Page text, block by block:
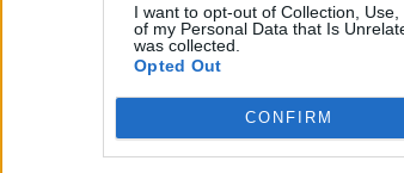
I want to opt-out of Collection,
of my Personal Data that Is
was collected.
Opted Out
CONFIRM